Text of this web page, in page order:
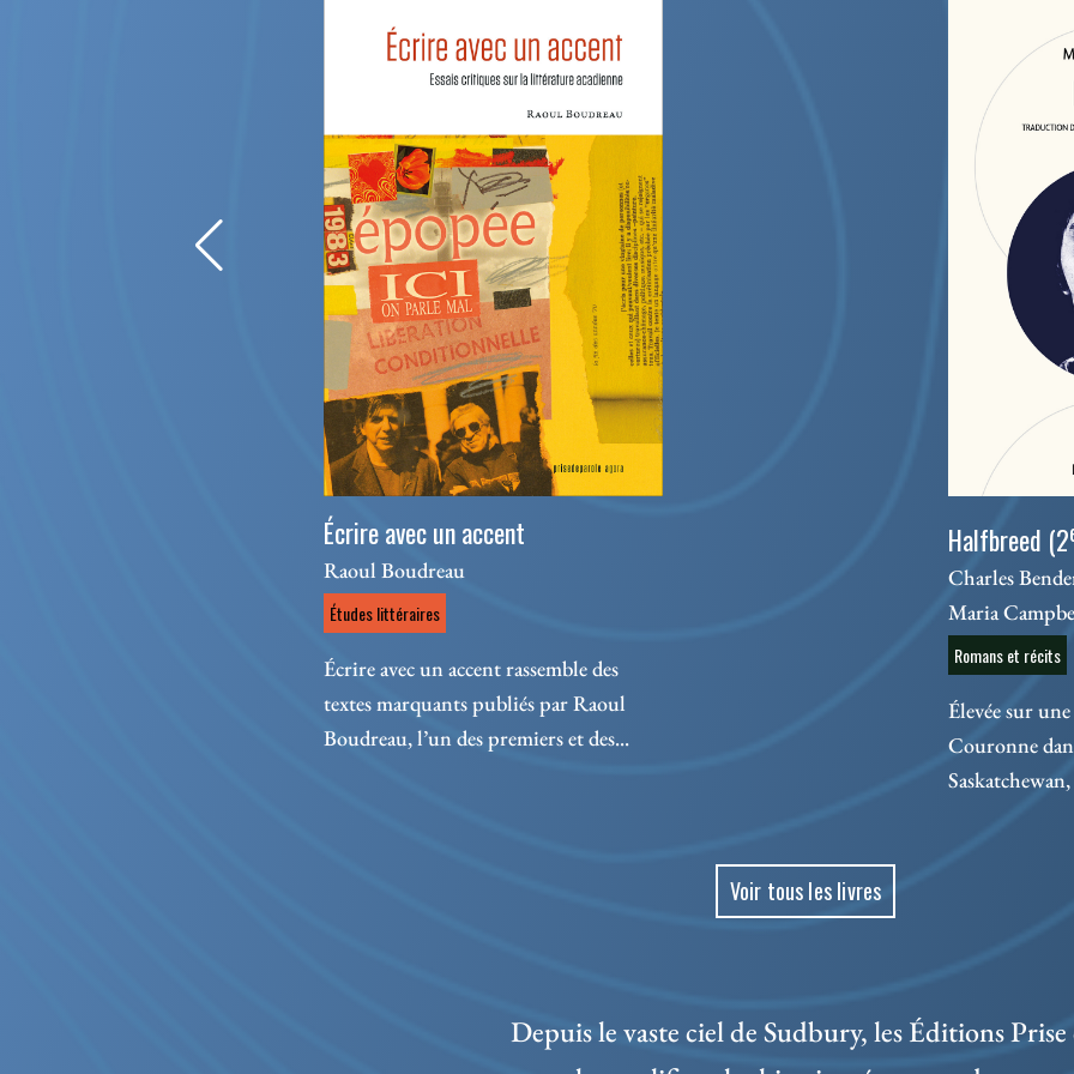
Écrire avec un accent
Raoul Boudreau
Études littéraires
Écrire avec un accent rassemble des
textes marquants publiés par Raoul
Boudreau, l’un des premiers et des...
Halfbreed (2
Charles
Maria
Romans et récits
Élevée sur
Couronne
Voir tous les livres
Depuis le vaste ciel de Sudbury, les Éditions Prise